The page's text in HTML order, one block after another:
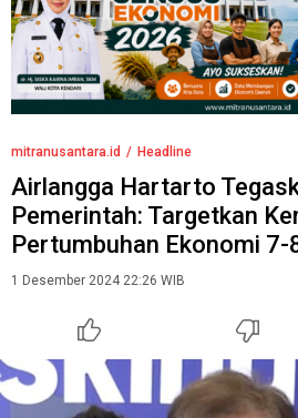
mitranusantara.id Headline
Airlangga Hartarto
Pemerintah: Targetkan
Pertumbuhan Ekonomi 7-
1 Desember 2024 22:26 WIB